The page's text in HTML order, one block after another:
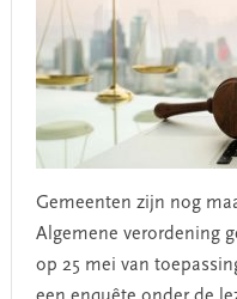
Gemeenten zijn nog
Algemene verordening
op 25 mei van